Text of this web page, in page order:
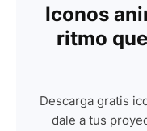
Iconos
ritmo
Descarga gratis
dale a tus